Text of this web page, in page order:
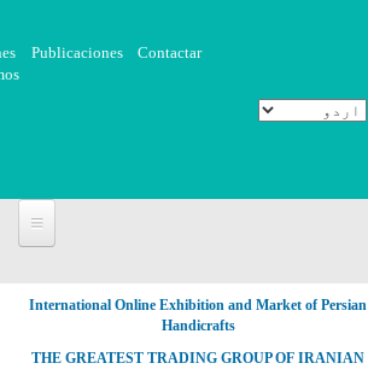
Contactar
Publicaciones
International Online Exhibition and Market of Persian
Handicrafts
THE GREATEST TRADING GROUP OF IRANIAN